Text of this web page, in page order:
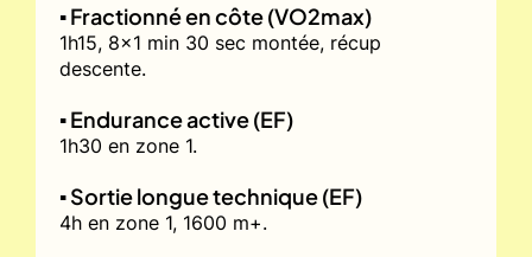
▪️ Fractionné en côte (VO2max)
1h15, 8x1 min 30 sec montée, récup
descente.
▪️ Endurance active (EF)
1h30 en zone 1.
▪️ Sortie longue technique (EF)
4h en zone 1, 1600 m+.